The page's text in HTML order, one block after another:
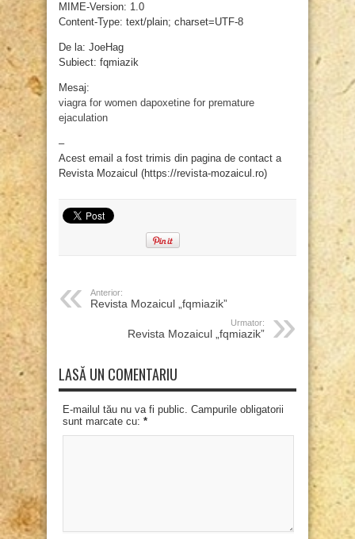
MIME-Version: 1.0
Content-Type: text/plain; charset=UTF-8
De la: JoeHag
Subiect: fqmiazik
Mesaj:
viagra for women dapoxetine for premature
ejaculation
–
Acest email a fost trimis din pagina de contact a
Revista Mozaicul (https://revista-mozaicul.ro)
Anterior:
Revista Mozaicul „fqmiazik”
Urmator:
Revista Mozaicul „fqmiazik”
LASĂ UN COMENTARIU
E-mailul tău nu va fi public. Campurile obligatorii
sunt marcate cu: *